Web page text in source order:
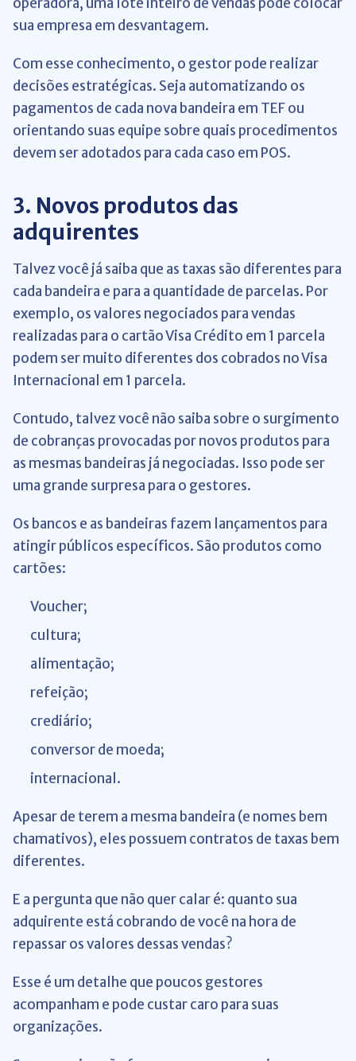
sua empresa em desvantagem.
Com esse conhecimento, o gestor pode realizar
decisões estratégicas. Seja automatizando os
pagamentos de cada nova bandeira em TEF ou
orientando suas equipe sobre quais procedimentos
devem ser adotados para cada caso em POS.
3. Novos produtos das
adquirentes
Talvez você já saiba que as taxas são diferentes para
cada bandeira e para a quantidade de parcelas. Por
exemplo, os valores negociados para vendas
realizadas para o cartão Visa Crédito em 1 parcela
podem ser muito diferentes dos cobrados no Visa
Internacional em 1 parcela.
Contudo, talvez você não saiba sobre o surgimento
de cobranças provocadas por novos produtos para
as mesmas bandeiras já negociadas. Isso pode ser
uma grande surpresa para o gestores.
Os bancos e as bandeiras fazem lançamentos para
atingir públicos específicos. São produtos como
cartões:
Voucher;
cultura;
alimentação;
refeição;
crediário;
conversor de moeda;
internacional.
Apesar de terem a mesma bandeira (e nomes bem
chamativos), eles possuem contratos de taxas bem
diferentes.
E a pergunta que não quer calar é: quanto sua
adquirente está cobrando de você na hora de
repassar os valores dessas vendas?
Esse é um detalhe que poucos gestores
acompanham e pode custar caro para suas
organizações.